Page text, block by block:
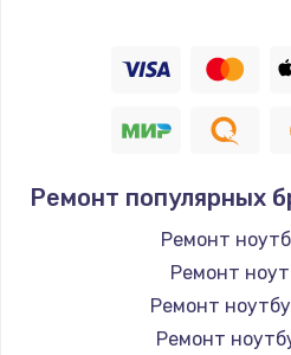
Ремонт популярных
Ремонт
Ремонт
Ремонт
Ремонт